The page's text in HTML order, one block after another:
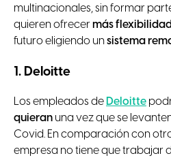
multinacionales, sin formar parte
quieren ofrecermás flexibilidad
futuro eligiendo unsistema
1. Deloitte
Los empleados de Deloitte
quieran una vez que se
Covid. En comparación con
empresa no tiene que trabajar